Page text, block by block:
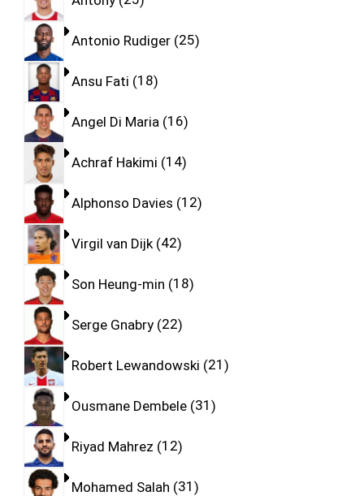
Antonio Rudiger 25
Ansu Fati 18
Angel Di Maria 16
Achraf Hakimi 14
Alphonso Davies 12
Virgil van Dijk 42
Son Heung-min 18
Serge Gnabry 22
Robert Lewandowski 21
Ousmane Dembele 31
Riyad Mahrez 12
Mohamed Salah 31